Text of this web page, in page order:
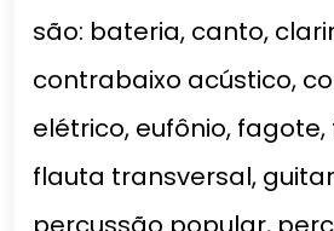
são: bateria, canto,
contrabaixo acústico,
elétrico, eufônio,
flauta transversal,